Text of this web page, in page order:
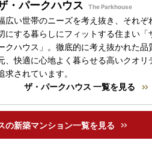
・パークハウス
広い世帯のニーズを考え抜き、それぞ
にする暮らしにフィットする住まい「
クハウス」。徹底的に考え抜かれた品
、快適に心地よく暮らせる高いクオリ
求されています。
ザ・パークハウス 一覧を見る
の新築マンション一覧を見る